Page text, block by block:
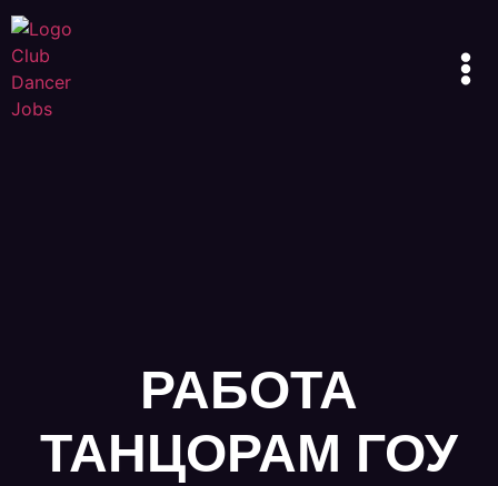
РАБОТА
ТАНЦОРАМ ГОУ